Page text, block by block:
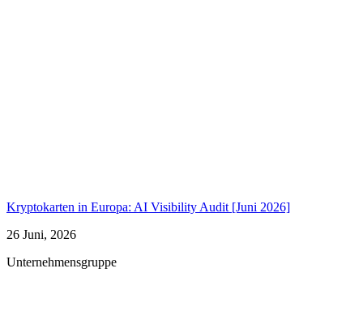
Kryptokarten in Europa: AI Visibility Audit [Juni 2026]
26 Juni, 2026
Unternehmensgruppe